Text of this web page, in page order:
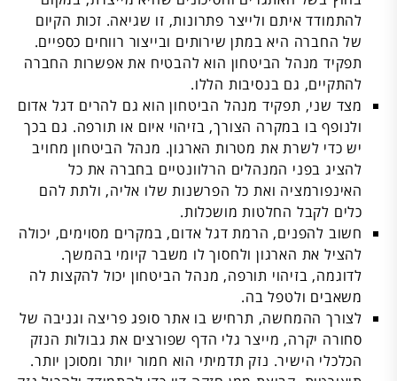
להתמודד איתם ולייצר פתרונות, זו שגיאה. זכות הקיום
של החברה היא במתן שירותים ובייצור רווחים כספיים.
תפקיד מנהל הביטחון הוא להבטיח את אפשרות החברה
להתקיים, גם בנסיבות הללו.
מצד שני, תפקיד מנהל הביטחון הוא גם להרים דגל אדום
ולנופף בו במקרה הצורך, בזיהוי איום או תורפה. גם בכך
יש כדי לשרת את מטרות הארגון. מנהל הביטחון מחויב
להציג בפני המנהלים הרלוונטיים בחברה את כל
האינפורמציה ואת כל הפרשנות שלו אליה, ולתת להם
כלים לקבל החלטות מושכלות.
חשוב להפנים, הרמת דגל אדום, במקרים מסוימים, יכולה
להציל את הארגון ולחסוך לו משבר קיומי בהמשך.
לדוגמה, בזיהוי תורפה, מנהל הביטחון יכול להקצות לה
משאבים ולטפל בה.
לצורך ההמחשה, תרחיש בו אתר סופג פריצה וגניבה של
סחורה יקרה, מייצר גלי הדף שפורצים את גבולות הנזק
הכלכלי הישיר. נזק תדמיתי הוא חמור יותר ומסוכן יותר.